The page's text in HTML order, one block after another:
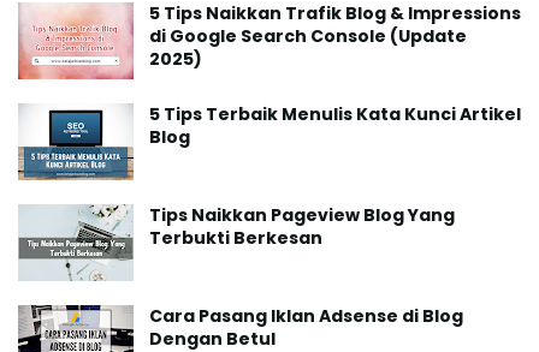
5 Tips Naikkan Trafik Blog & Impressions
di Google Search Console (Update
2025)
5 Tips Terbaik Menulis Kata Kunci Artikel
Blog
Tips Naikkan Pageview Blog Yang
Terbukti Berkesan
Cara Pasang Iklan Adsense di Blog
Dengan Betul